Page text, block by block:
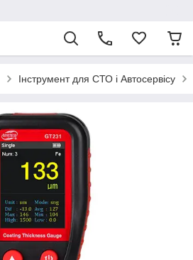
Інструмент для СТО і Автосервісу